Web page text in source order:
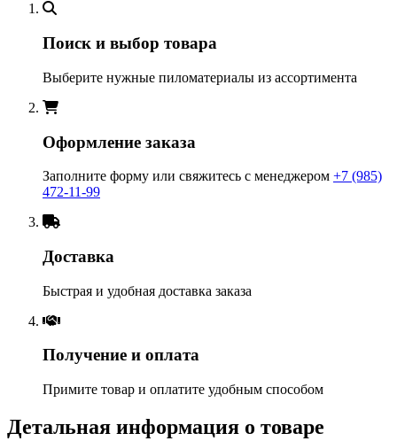
Поиск и выбор товара
Выберите нужные пиломатериалы из ассортимента
Оформление заказа
Заполните форму или свяжитесь с менеджером +7 (985)
472-11-99
Доставка
Быстрая и удобная доставка заказа
Получение и оплата
Примите товар и оплатите удобным способом
Детальная информация о товаре